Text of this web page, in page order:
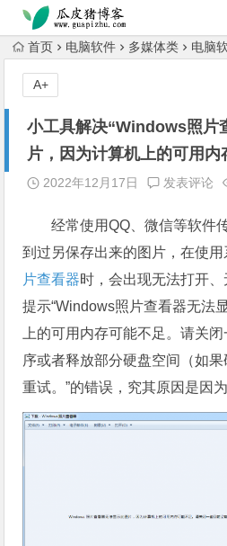
跳转到主内容
首页 电脑软件 多媒体类 电脑
小工具解决“Windows照片
片，因为计算机上的可用
2022年12月17日 发表评论
经常使用QQ、微信等软件
到过另保存出来的图片，在使
片查看器时，会出现无法打开、
提示“Windows照片查看器无法
上的可用内存可能不足。请关
序或者释放部分硬盘空间（如
重试。”的错误，究其原因是因
A+